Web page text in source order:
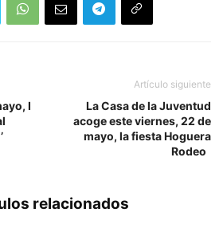
I
Artículo siguiente
La Casa de la Juventud
acoge este viernes, 22 de
mayo, la fiesta Hoguera
Rodeo
relacionados